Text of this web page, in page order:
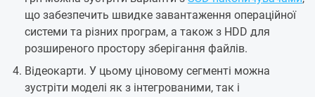
що забезпечить швидке завантаження операційної
системи та різних програм, а також з HDD для
розширеного простору зберігання файлів.
Відеокарти. У цьому ціновому сегменті можна
зустріти моделі як з інтегрованими, так і